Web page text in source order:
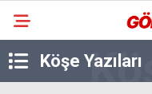
Köşe Yazıları